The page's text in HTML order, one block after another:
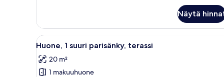
yhden
hengen
sänkyä
Näytä
Avaa
kaikki
huonetyypin
Huone,
Hotellihuone, jossa on suuri
6
Huone, 1 suuri parisänky, terassi
20 m²
1 makuuhuone